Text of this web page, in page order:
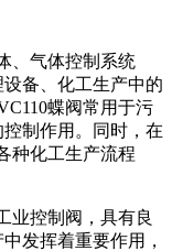
、气体控制系统
备、化工生产中的
蝶阀常用于污
制作用。同时，在
种化工生产流程
业控制阀，具有良
发挥着重要作用，